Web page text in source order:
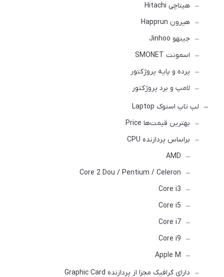
هیتاچی Hitachi
هپرون Happrun
جینهو Jinhoo
اسمونت SMONET
پرده و پایه پروژکتور
لامپ و برد پروژکتور
لپ تاپ استوک Laptop
بهترین قیمت‌ها Price
براساس پردازنده CPU
AMD
Core 2 Dou / Pentium / Celeron
Core i3
Core i5
Core i7
Core i9
Apple M
دارای گرافیک مجزا از پردازنده Graphic Card